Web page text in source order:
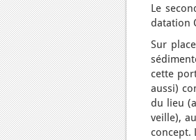
Le
datation
Sur
cette
aussi)
du lieu
veille),
concept.